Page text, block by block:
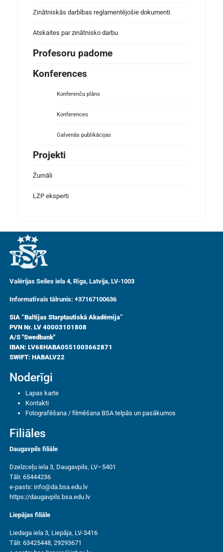
Zinātniskās darbības reglamentējošie dokumenti
Atskaites par zinātnisko darbu
Profesoru padome
Konferences
Konferenču plāns
Konferences
Galvenās publikācijas
Projekti
Žurnāli
LZP eksperti
Valērijas Seiles iela 4, Rīga, Latvija, LV-1003
Informatīvais tālrunis: +37167100636
SIA “Baltijas Starptautiskā Akadēmija”
PVN Nr. LV 40003101808
A/S "Swedbank"
IBAN: LV68HABA0551003662871
SWIFT: HABALV22
Noderīgi
Lapas karte
Kontakti
Fotografēšana / filmēšana BSA telpās un pasākumos
Filiāles
Daugavpils filiāle
Dzelzceļu iela 3, Daugavpils, LV–5401
Tālr. 65444236
e-pasts: info@da.bsa.edu.lv
https://daugavpils.bsa.edu.lv
Liepājas filiāle
Liedaga iela 3, Liepāja, LV-3416
Tālr. 63425448, 29293671